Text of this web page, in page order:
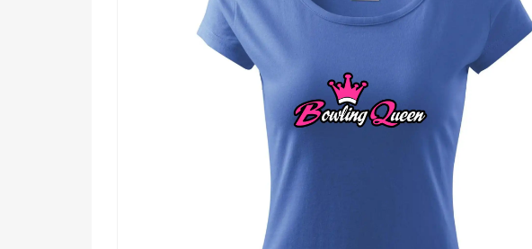
🎯 Každej bowlistke, ktorá zbiera strikes tak, ako iné zbierajú
👑 Žene, čo na dráhe vládne s úsmevom a presnosťou hodnou
🌟 Kamarátke, sestre alebo kolegyni, pre ktorú je bowling viac než
🔥 Každej hrdej hráčke, ktorá chce, aby to bolo vidieť aj mimo dráhy
Prijmi svoj titul a daj svetu vedieť, kto tu vládne. Bowlingová kráľovná